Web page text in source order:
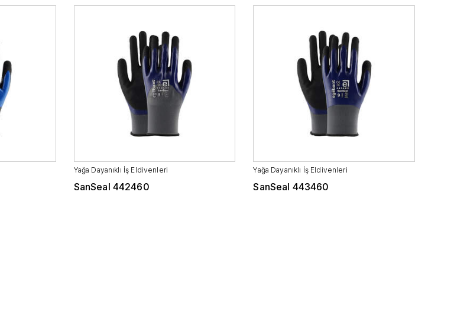
Yağa Dayanıklı İş Eldivenleri
SanSeal 442460
Yağa Dayanıklı İş Eldivenleri
SanSeal 443460